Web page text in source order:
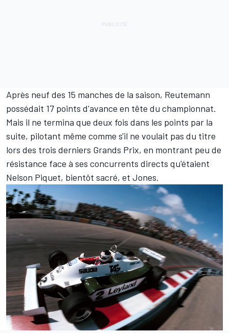
Après neuf des 15 manches de la saison, Reutemann
possédait 17 points d'avance en tête du championnat.
Mais il ne termina que deux fois dans les points par la
suite, pilotant même comme s'il ne voulait pas du titre
lors des trois derniers Grands Prix, en montrant peu de
résistance face à ses concurrents directs qu'étaient
Nelson Piquet, bientôt sacré, et Jones.